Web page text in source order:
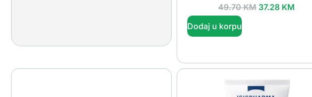
49.70KM 37.28 KM
Dodaj u korpu